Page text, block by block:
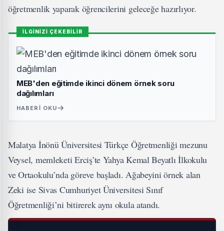
öğretmenlik yaparak öğrencilerini geleceğe hazırlıyor.
İLGİNİZİ ÇEKEBİLİR
MEB'den eğitimde ikinci dönem örnek soru
dağılımları
HABERI OKU
Malatya İnönü Üniversitesi Türkçe Öğretmenliği mezunu
Veysel, memleketi Erciş’te Yahya Kemal Beyatlı İlkokulu
ve Ortaokulu’nda göreve başladı. Ağabeyini örnek alan
Zeki ise Sivas Cumhuriyet Üniversitesi Sınıf
Öğretmenliği’ni bitirerek aynı okula atandı.